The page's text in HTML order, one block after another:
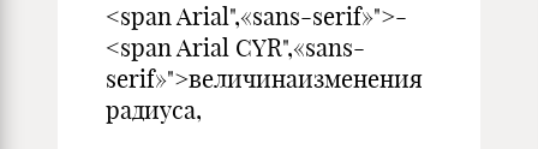
<span Arial",«sans-serif»">-
<span Arial CYR",«sans-
serif»">величинаизменения
радиуса,